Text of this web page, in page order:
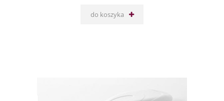
do koszyka